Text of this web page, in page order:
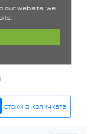
our website, we
стоки в количката